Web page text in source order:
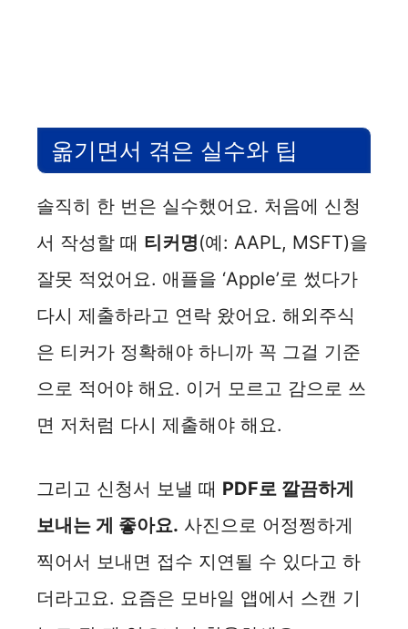
옮기면서 겪은 실수와 팁
솔직히 한 번은 실수했어요. 처음에 신청
서 작성할 때 티커명(예: AAPL, MSFT)을
잘못 적었어요. 애플을 ‘Apple’로 썼다가
다시 제출하라고 연락 왔어요. 해외주식
은 티커가 정확해야 하니까 꼭 그걸 기준
으로 적어야 해요. 이거 모르고 감으로 쓰
면 저처럼 다시 제출해야 해요.
그리고 신청서 보낼 때 PDF로 깔끔하게
보내는 게 좋아요. 사진으로 어정쩡하게
찍어서 보내면 접수 지연될 수 있다고 하
더라고요. 요즘은 모바일 앱에서 스캔 기